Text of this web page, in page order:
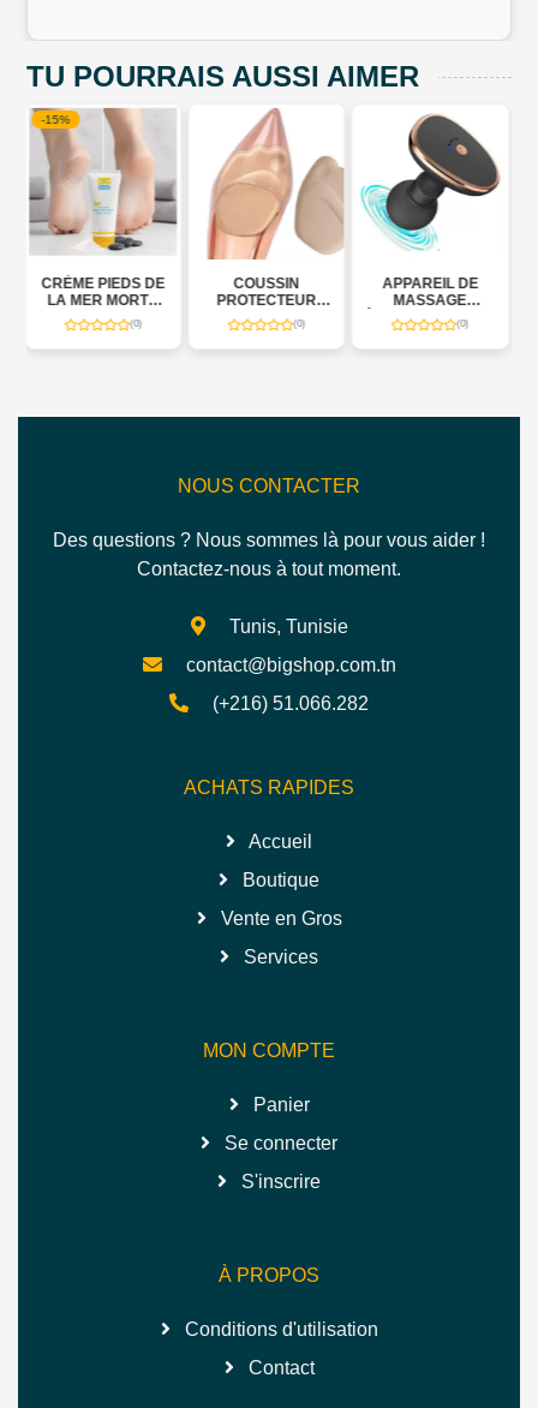
TU POURRAIS AUSSI AIMER
COUSSIN
PROTECTEUR
AVANT PIED
APPAREIL DE
MASSAGE
ÉLECTRIQUE MGE-
013
NECK MASSAGER
KH-960
NOUS CONTACTER
Des questions ? Nous sommes là pour vous aider !
Contactez-nous à tout moment.
Tunis, Tunisie
contact@bigshop.com.tn
(+216) 51.066.282
ACHATS RAPIDES
Accueil
Boutique
Vente en Gros
Services
MON COMPTE
Panier
Se connecter
S'inscrire
À PROPOS
Conditions d'utilisation
Contact